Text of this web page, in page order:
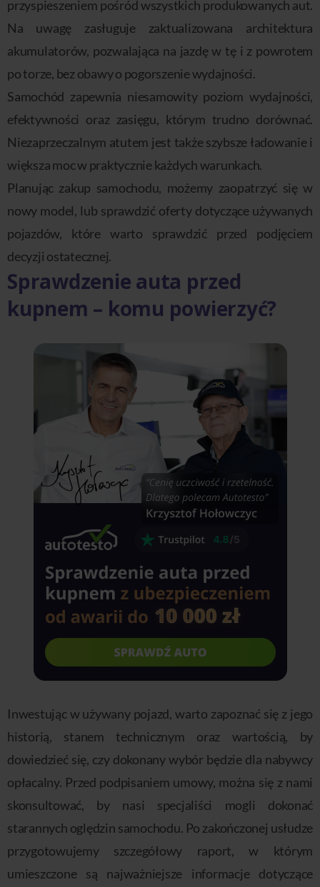
przyspieszeniem pośród wszystkich produkowanych aut.
Na uwagę zasługuje zaktualizowana architektura
akumulatorów, pozwalająca na jazdę w tę i z powrotem
po torze, bez obawy o pogorszenie wydajności.
Samochód zapewnia niesamowity poziom wydajności,
efektywności oraz zasięgu, którym trudno dorównać.
Niezaprzeczalnym atutem jest także szybsze ładowanie i
większa moc w praktycznie każdych warunkach.
Planując zakup samochodu, możemy zaopatrzyć się w
nowy model, lub sprawdzić oferty dotyczące używanych
pojazdów, które warto sprawdzić przed podjęciem
decyzji ostatecznej.
Sprawdzenie auta przed
kupnem – komu powierzyć?
Inwestując w używany pojazd, warto zapoznać się z jego
historią, stanem technicznym oraz wartością, by
dowiedzieć się, czy dokonany wybór będzie dla nabywcy
opłacalny. Przed podpisaniem umowy, można się z nami
skonsultować, by nasi specjaliści mogli dokonać
starannych oględzin samochodu. Po zakończonej usłudze
przygotowujemy szczegółowy raport, w którym
umieszczone są najważniejsze informacje dotyczące